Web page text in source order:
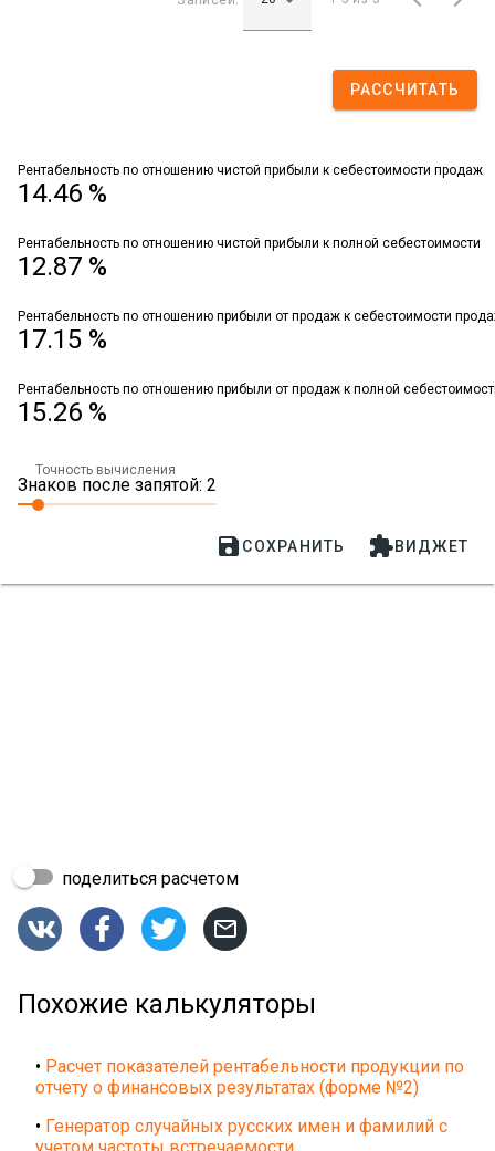
РАССЧИТАТЬ
Рентабельность по отношению чистой прибыли к себестоимости продаж
14.46 %
Рентабельность по отношению чистой прибыли к полной себестоимости
12.87 %
Рентабельность по отношению прибыли от продаж к себестоимости
17.15 %
Рентабельность по отношению прибыли от продаж к полной
15.26 %
Точность вычисления
Знаков после запятой: 2
 СОХРАНИТЬ ВИДЖЕТ
поделиться расчетом
   
Похожие калькуляторы
• Расчет показателей рентабельности продукции по
отчету о финансовых результатах (форме №2)
• Генератор случайных русских имен и фамилий с